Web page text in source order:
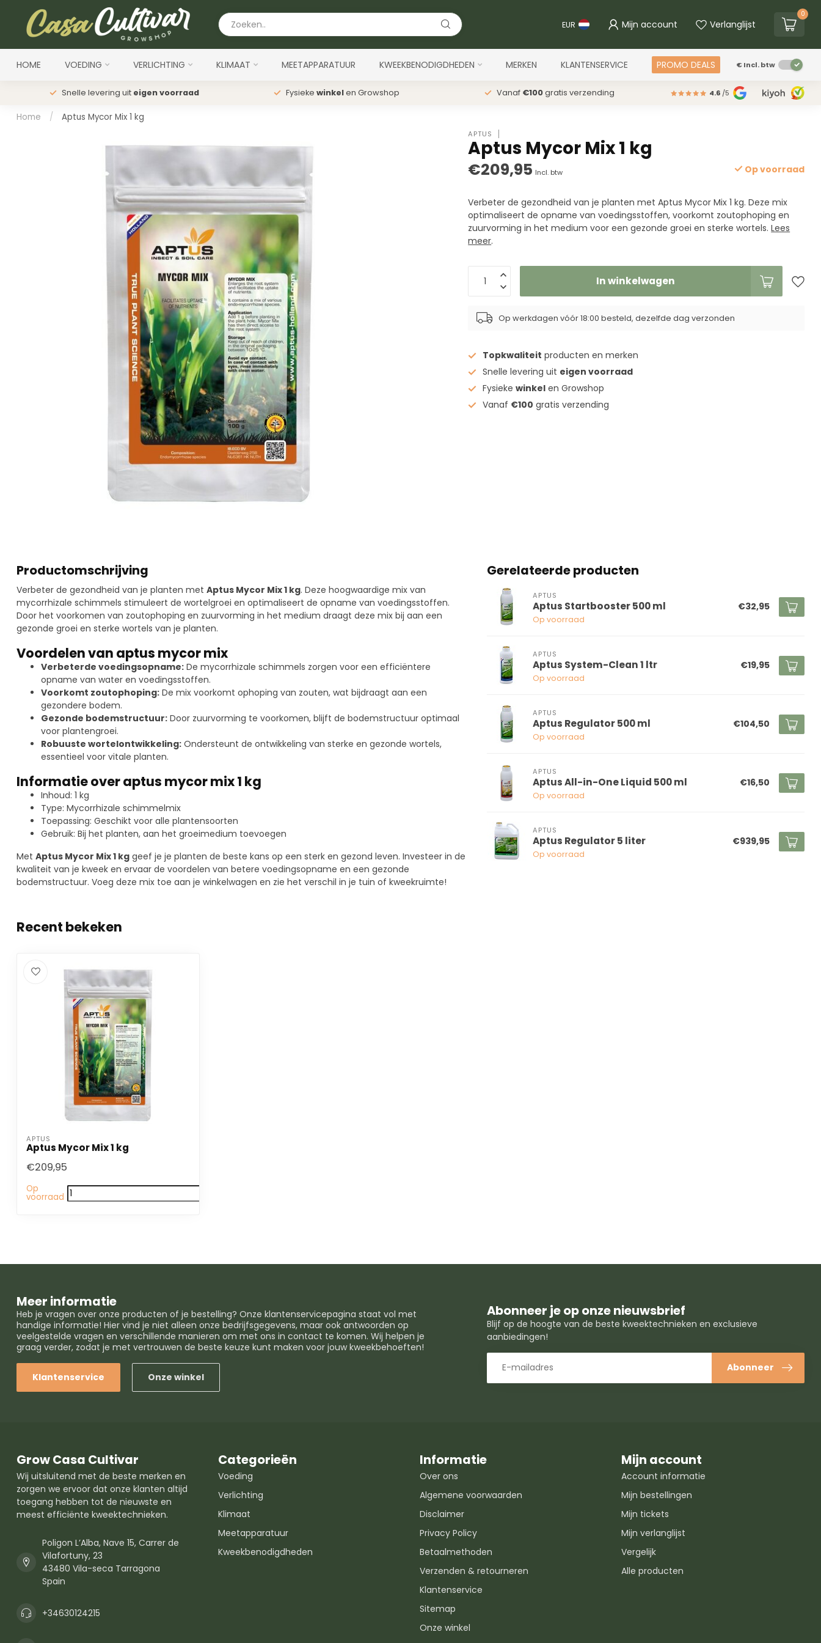
EUR Mijn account Verlanglijst
0
HOME VOEDING VERLICHTING KLIMAAT MEETAPPARATUUR KWEEKBENODIGDHEDEN MERKEN KLANTENSERVICE PROMO DEALS €Incl. btw
Snelle levering uit eigen voorraad Fysieke winkelen Growshop Vanaf €100gratis verzending 4.6 /5
Home / Aptus Mycor Mix 1 kg
APTUS
Aptus Mycor Mix 1 kg
€209,95 Incl. btw Op voorraad
Verbeter de gezondheid van je planten met Aptus Mycor Mix 1 kg. Deze mix
optimaliseert de opname van voedingsstoffen, voorkomt zoutophoping en
zuurvorming in het medium voor een gezonde groei en sterke wortels.Lees
meer.
In winkelwagen
Op werkdagen vóór 18:00 besteld, dezelfde dag verzonden
Topkwaliteit producten en merken
Snelle levering uit eigen voorraad
Fysiekewinkel en Growshop
Vanaf €100 gratis verzending
Productomschrijving
Verbeter de gezondheid van je planten met Aptus Mycor Mix 1 kg. Deze hoogwaardige mix van
mycorrhizale schimmels stimuleert de wortelgroei en optimaliseert de opname van voedingsstoffen.
Door het voorkomen van zoutophoping en zuurvorming in het medium draagt deze mix bij aan een
gezonde groei en sterke wortels van je planten.
Voordelen van aptus mycor mix
Verbeterde voedingsopname: De mycorrhizale schimmels zorgen voor een efficiëntere
opname van water en voedingsstoffen.
Voorkomt zoutophoping: De mix voorkomt ophoping van zouten, wat bijdraagt aan een
gezondere bodem.
Gezonde bodemstructuur: Door zuurvorming te voorkomen, blijft de bodemstructuur optimaal
voor plantengroei.
Robuuste wortelontwikkeling: Ondersteunt de ontwikkeling van sterke en gezonde wortels,
essentieel voor vitale planten.
Informatie over aptus mycor mix 1 kg
Inhoud: 1 kg
Type: Mycorrhizale schimmelmix
Toepassing: Geschikt voor alle plantensoorten
Gebruik: Bij het planten, aan het groeimedium toevoegen
Met Aptus Mycor Mix 1 kg geef je je planten de beste kans op een sterk en gezond leven. Investeer in de
kwaliteit van je kweek en ervaar de voordelen van betere voedingsopname en een gezonde
bodemstructuur. Voeg deze mix toe aan je winkelwagen en zie het verschil in je tuin of kweekruimte!
Gerelateerde producten
APTUS
Aptus Startbooster 500 ml
Op voorraad
€32,95
APTUS
Aptus System-Clean 1 ltr
Op voorraad
€19,95
APTUS
Aptus Regulator 500 ml
Op voorraad
€104,50
APTUS
Aptus All-in-One Liquid 500 ml
Op voorraad
€16,50
APTUS
Aptus Regulator 5 liter
Op voorraad
€939,95
Recent bekeken
APTUS
Aptus Mycor Mix 1 kg
€209,95
Op
voorraad
Meer informatie
Heb je vragen over onze producten of je bestelling? Onze klantenservicepagina staat vol met
handige informatie! Hier vind je niet alleen onze bedrijfsgegevens, maar ook antwoorden op
veelgestelde vragen en verschillende manieren om met ons in contact te komen. Wij helpen je
graag verder, zodat je met vertrouwen de beste keuze kunt maken voor jouw kweekbehoeften!
Klantenservice Onze winkel
Abonneer je op onze nieuwsbrief
Blijf op de hoogte van de beste kweektechnieken en exclusieve
aanbiedingen!
Abonneer
Grow Casa Cultivar
Wij uitsluitend met de beste merken en
zorgen we ervoor dat onze klanten altijd
toegang hebben tot de nieuwste en
meest efficiënte kweektechnieken.
Poligon L’Alba, Nave 15, Carrer de
Vilafortuny, 23
43480 Vila-seca Tarragona
Spain
+34630124215
Categorieën
Voeding
Verlichting
Klimaat
Meetapparatuur
Kweekbenodigdheden
Informatie
Over ons
Algemene voorwaarden
Disclaimer
Privacy Policy
Betaalmethoden
Verzenden & retourneren
Klantenservice
Sitemap
Onze winkel
Mijn account
Account informatie
Mijn bestellingen
Mijn tickets
Mijn verlanglijst
Vergelijk
Alle producten